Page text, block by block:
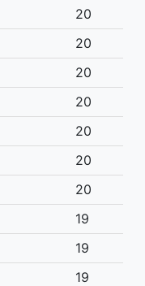
20
20
20
20
20
20
20
19
19
19